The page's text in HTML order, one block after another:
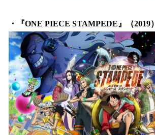
・『ONE PIECE STAMPEDE』（2019）